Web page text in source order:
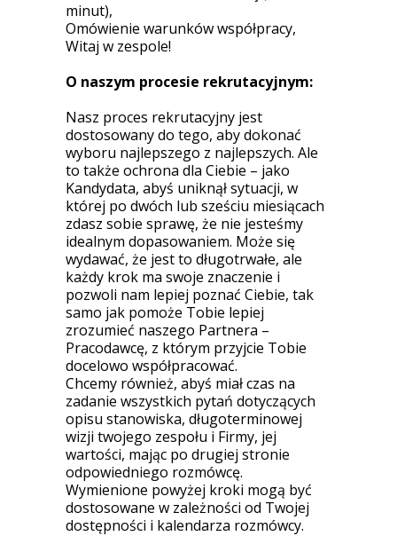
minut),
Omówienie warunków współpracy,
Witaj w zespole!
O naszym procesie rekrutacyjnym:
Nasz proces rekrutacyjny jest
dostosowany do tego, aby dokonać
wyboru najlepszego z najlepszych. Ale
to także ochrona dla Ciebie – jako
Kandydata, abyś uniknął sytuacji, w
której po dwóch lub sześciu miesiącach
zdasz sobie sprawę, że nie jesteśmy
idealnym dopasowaniem. Może się
wydawać, że jest to długotrwałe, ale
każdy krok ma swoje znaczenie i
pozwoli nam lepiej poznać Ciebie, tak
samo jak pomoże Tobie lepiej
zrozumieć naszego Partnera –
Pracodawcę, z którym przyjcie Tobie
docelowo współpracować.
Chcemy również, abyś miał czas na
zadanie wszystkich pytań dotyczących
opisu stanowiska, długoterminowej
wizji twojego zespołu i Firmy, jej
wartości, mając po drugiej stronie
odpowiedniego rozmówcę.
Wymienione powyżej kroki mogą być
dostosowane w zależności od Twojej
dostępności i kalendarza rozmówcy.